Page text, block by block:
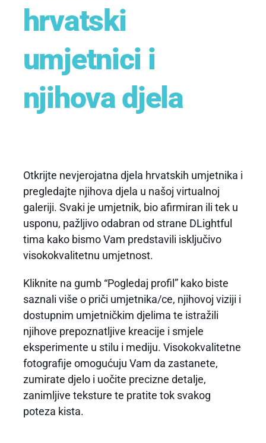
hrvatski
umjetnici i
njihova djela
Otkrijte nevjerojatna djela hrvatskih umjetnika i
pregledajte njihova djela u našoj virtualnoj
galeriji. Svaki je umjetnik, bio afirmiran ili tek u
usponu, pažljivo odabran od strane DLightful
tima kako bismo Vam predstavili isključivo
visokokvalitetnu umjetnost.
Kliknite na gumb “Pogledaj profil” kako biste
saznali više o priči umjetnika/ce, njihovoj viziji i
dostupnim umjetničkim djelima te istražili
njihove prepoznatljive kreacije i smjele
eksperimente u stilu i mediju. Visokokvalitetne
fotografije omogućuju Vam da zastanete,
zumirate djelo i uočite precizne detalje,
zanimljive teksture te pratite tok svakog
poteza kista.